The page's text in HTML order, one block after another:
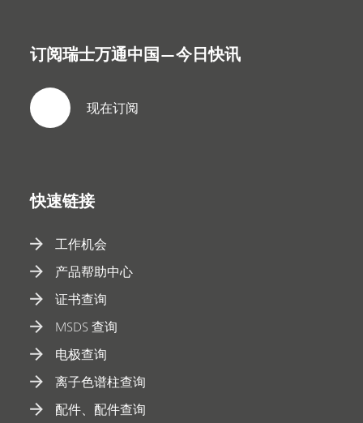
订阅瑞士万通中国—今日快讯
现在订阅
快速链接
工作机会
产品帮助中心
证书查询
MSDS 查询
电极查询
离子色谱柱查询
配件、配件查询